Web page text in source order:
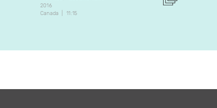
2016
Canada
11:15